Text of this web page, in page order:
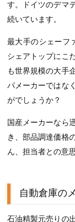
す。ドイツのデマ
続いています。
最大手のシェーフ
シェアトップにこ
も世界規模の大手
パメーカーではな
がでしょうか？
国産メーカーなら
き、部品調達価格
ん、担当者との意
自動倉庫の
石油精製元売りの